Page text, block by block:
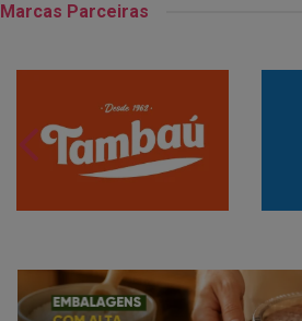
Marcas Parceiras